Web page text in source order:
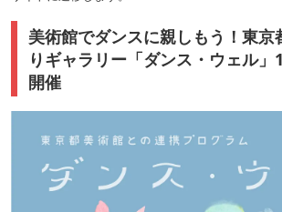
美術館でダンスに親しもう！東京
りギャラリー「ダンス・ウェル」
開催